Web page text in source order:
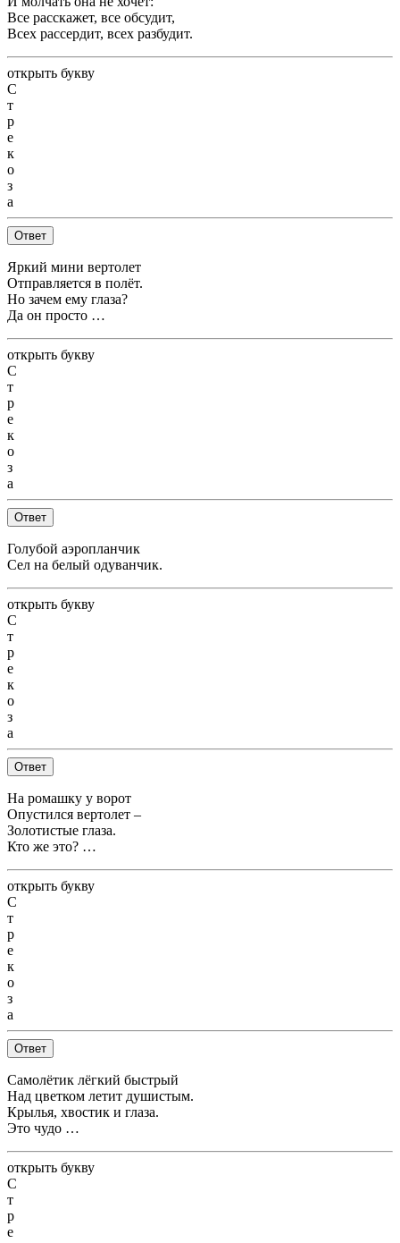
Все расскажет, все обсудит,
Всех рассердит, всех разбудит.
открыть букву
С
т
р
е
к
о
з
а
Ответ
Яркий мини вертолет
Отправляется в полёт.
Но зачем ему глаза?
Да он просто …
открыть букву
С
т
р
е
к
о
з
а
Ответ
Голубой аэропланчик
Сел на белый одуванчик.
открыть букву
С
т
р
е
к
о
з
а
Ответ
На ромашку у ворот
Опустился вертолет –
Золотистые глаза.
Кто же это? …
открыть букву
С
т
р
е
к
о
з
а
Ответ
Самолётик лёгкий быстрый
Над цветком летит душистым.
Крылья, хвостик и глаза.
Это чудо …
открыть букву
С
т
р
е